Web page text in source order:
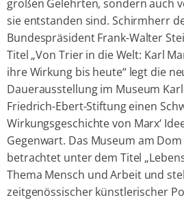
großen Gelehrten, sondern auch
sie entstanden sind. Schirmherr
Bundespräsident Frank-Walter
Titel „Von Trier in die Welt: Karl
ihre Wirkung bis heute“ legt die
Dauerausstellung im Museum
Friedrich-Ebert-Stiftung einen
Wirkungsgeschichte von Marx‘
Gegenwart. Das Museum am
betrachtet unter dem Titel
Thema Mensch und Arbeit und
zeitgenössischer künstlerischer